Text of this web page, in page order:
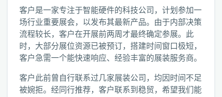
客户是一家专注于智能硬件的科技公司，计划参加一
场行业重要展会，以发布其最新产品。由于内部决策
流程较长，客户在开展前两周才最终确定参展。此
时，大部分展位资源已被预订，搭建时间窗口极短，
客户急需一个能快速响应、经验丰富的展装服务商。
客户此前曾自行联系过几家展装公司，均因时间不足
被婉拒。经同行推荐，客户联系到稳贸，希望我们能